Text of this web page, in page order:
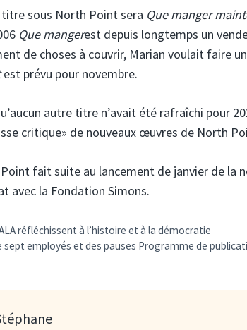
sous North Point sera Que manger
Que mangerest depuis longtemps un
de choses à couvrir, Marian voulait faire
est prévu pour novembre.
autre titre n’avait été rafraîchi pour
critique» de nouveaux œuvres de North
Point fait suite au lancement de janvier de la
avec la Fondation Simons.
réfléchissent à l’histoire et à la démocratie
sept employés et des pauses Programme de